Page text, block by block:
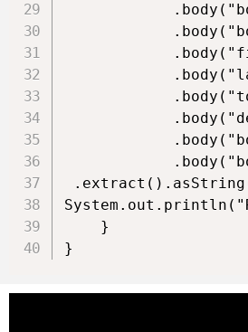
    }
}